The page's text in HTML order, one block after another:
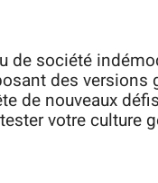
de société
des versions
de nouveaux
votre culture